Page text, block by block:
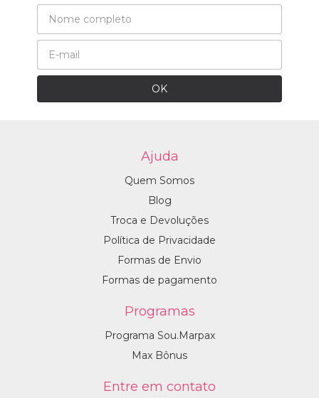
Ajuda
Quem Somos
Blog
Troca e Devoluções
Política de Privacidade
Formas de Envio
Formas de pagamento
Programas
Programa Sou.Marpax
Max Bônus
Entre em contato